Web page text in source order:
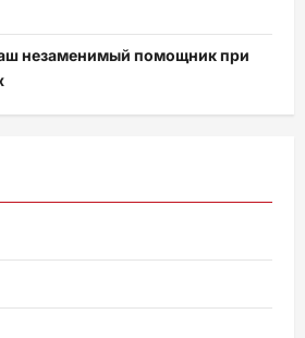
незаменимый помощник при